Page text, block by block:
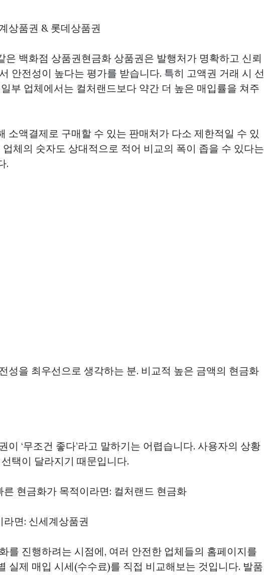
상품권 & 롯데상품권
은 백화점 상품권현금화 상품권은 발행처가 명확하고 신뢰
안전성이 높다는 평가를 받습니다. 특히 고액권 거래 시 선
부 업체에서는 컬처랜드보다 약간 더 높은 매입률을 쳐주
소액결제로 구매할 수 있는 판매처가 다소 제한적일 수 있
체의 숫자도 상대적으로 적어 비교의 폭이 좁을 수 있다는
.
성을 최우선으로 생각하는 분. 비교적 높은 금액의 현금화
이 ‘무조건 좋다’라고 말하기는 어렵습니다. 사용자의 상황
택이 달라지기 때문입니다.
른 현금화가 목적이라면: 컬처랜드 현금화
면: 신세계상품권
를 진행하려는 시점에, 여러 안전한 업체들의 홈페이지를
실제 매입 시세(수수료)를 직접 비교해보는 것입니다. 발품